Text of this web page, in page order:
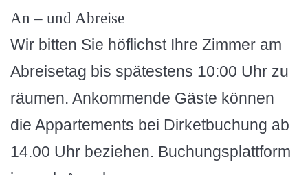
An – und Abreise
Wir bitten Sie höflichst Ihre Zimmer am
Abreisetag bis spätestens 10:00 Uhr zu
räumen. Ankommende Gäste können
die Appartements bei Dirketbuchung ab
14.00 Uhr beziehen. Buchungsplattform